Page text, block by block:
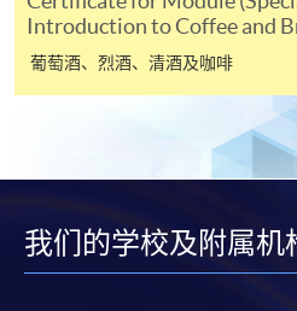
課程/科目報名注意事項:
選用網上報名服務必須在
JavaScript程式瀏覽器的
Google Chrome瀏覽器。
網上報名只支援「提早
Introduction to Coffee and
葡萄酒、烈酒、清酒及咖啡
我们的学校及附属机